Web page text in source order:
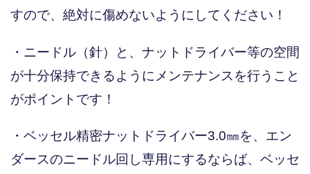
すので、絶対に傷めないようにしてください！
・ニードル（針）と、ナットドライバー等の空間
が十分保持できるようにメンテナンスを行うこと
がポイントです！
・ベッセル精密ナットドライバー3.0㎜を、エン
ダースのニードル回し専用にするならば、ベッセ